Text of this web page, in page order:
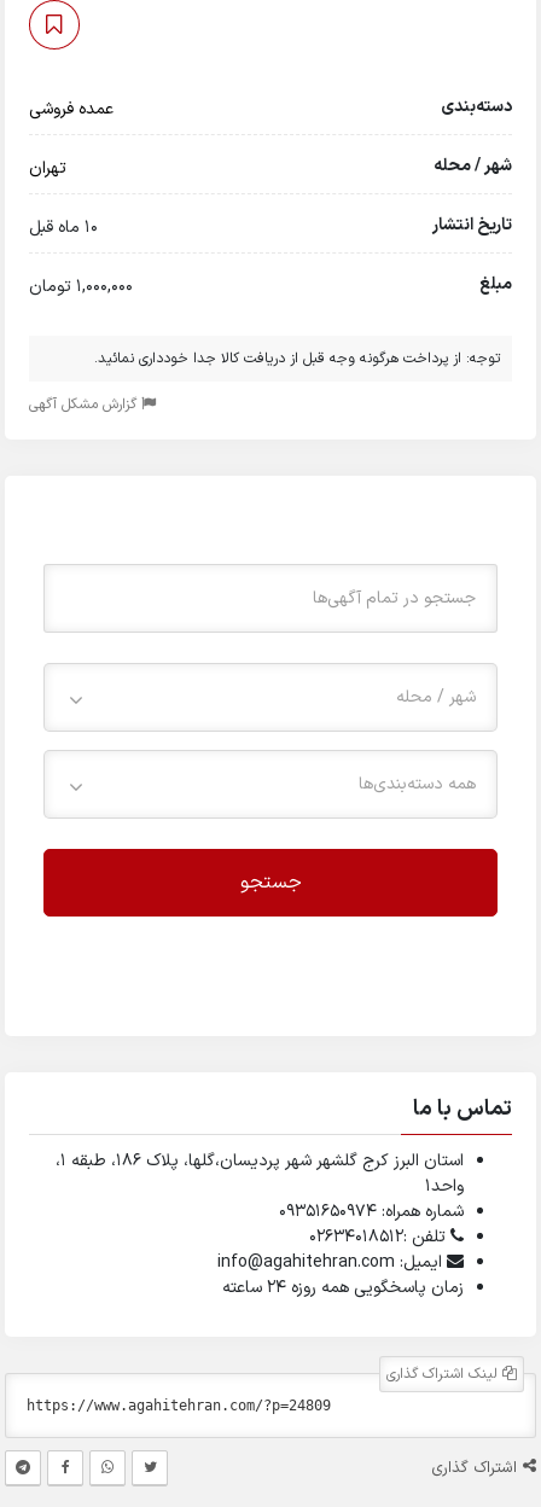
دسته‌بندی عمده فروشی
شهر / محله تهران
تاریخ انتشار 10 ماه قبل
مبلغ 1,000,000 تومان
توجه: از پرداخت هرگونه وجه قبل از دریافت کالا جدا خودداری نمائید.
گزارش مشکل آگهی
شهر / محله
همه دسته‌بندی‌ها
جستجو
تماس با ما
استان البرز کرج گلشهر شهر پردیسان،گلها، پلاک ۱۸۶، طبقه ۱،
واحد1
شماره همراه: 09351650974
تلفن :02634018512
ایمیل: info@agahitehran.com
زمان پاسخگویی همه روزه 24 ساعته
لینک اشتراک گذاری
اشتراک گذاری